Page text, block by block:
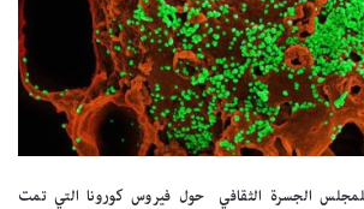
للمجلس الجسرة الثقافي حول فيروس كورونا التي تمت